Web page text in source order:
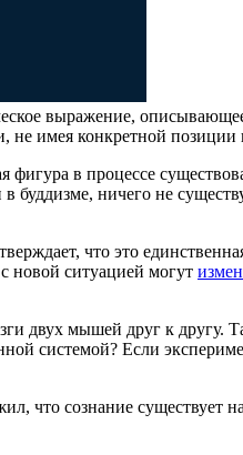
выражение,
не имея конкретной
в процессе
буддизме, ничего не
что это
новой ситуацией могут
двух мышей друг к другу.
системой? Если
что сознание существует